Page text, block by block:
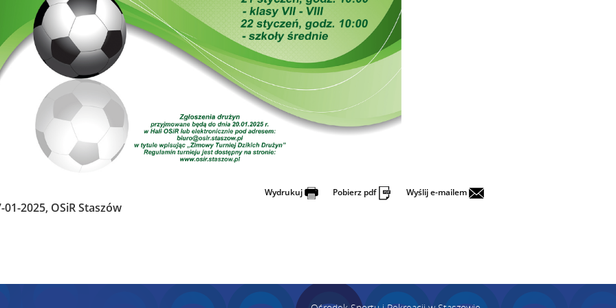
Wydrukuj Pobierz pdf Wyślij e-mailem
01-2025, OSiR Staszów